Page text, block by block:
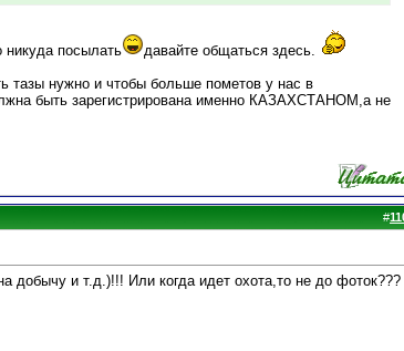
никуда посылать
давайте общаться здесь.
тазы нужно и чтобы больше пометов у нас в
быть зарегистрирована именно КАЗАХСТАНОМ,а не
#
добычу и т.д.)!!! Или когда идет охота,то не до фоток???